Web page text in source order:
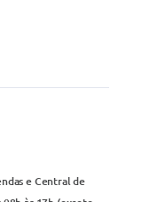
e Central de